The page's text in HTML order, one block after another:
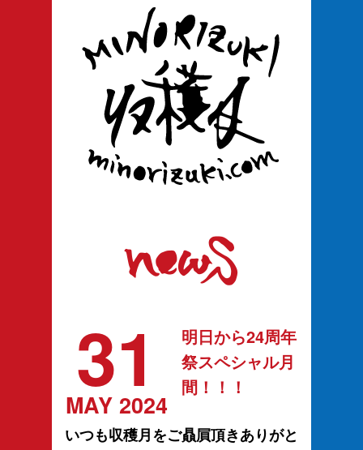
明日から24周年
祭スペシャル月
間！！！
MAY 2024
31
いつも収穫月をご贔屓頂きありがと